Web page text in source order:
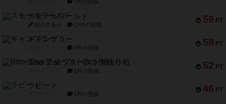
1件の投稿
59 PT
スモールワールド
紹介文あり 13件の投稿
58 PT
ギャンブラー
2件の投稿
52 PT
Bitter End ブタペスト救出作戦
1件の投稿
46 PT
ラピード
1件の投稿